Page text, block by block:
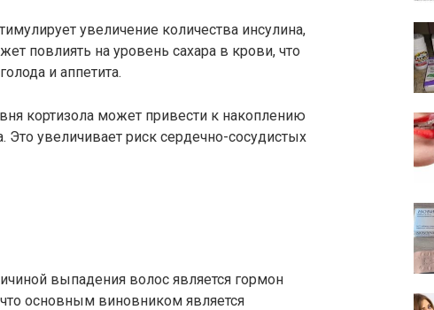
увеличение количества инсулина,
повлиять на уровень сахара в крови, что
и аппетита.
кортизола может привести к накоплению
Это увеличивает риск сердечно-сосудистых
выпадения волос является гормон
основным виновником является